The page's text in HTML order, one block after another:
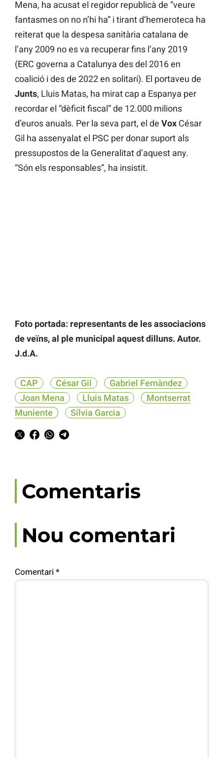
Mena, ha acusat el regidor republicà de “veure
fantasmes on no n’hi ha” i tirant d’hemeroteca ha
reiterat que la despesa sanitària catalana de
l’any 2009 no es va recuperar fins l’any 2019
(ERC governa a Catalunya des del 2016 en
coalició i des de 2022 en solitari). El portaveu de
Junts, Lluis Matas, ha mirat cap a Espanya per
recordar el “dèficit fiscal” de 12.000 milions
d’euros anuals. Per la seva part, el de Vox César
Gil ha assenyalat el PSC per donar suport als
pressupostos de la Generalitat d’aquest any.
“Són els responsables”, ha insistit.
Foto portada: representants de les associacions
de veïns, al ple municipal aquest dilluns. Autor.
J.d.A.
CAP César Gil
Gabriel Fernàndez
Joan Mena
Lluis Matas
Montserrat
Muniente
Sílvia Garcia
Comentaris
Nou comentari
Comentari *